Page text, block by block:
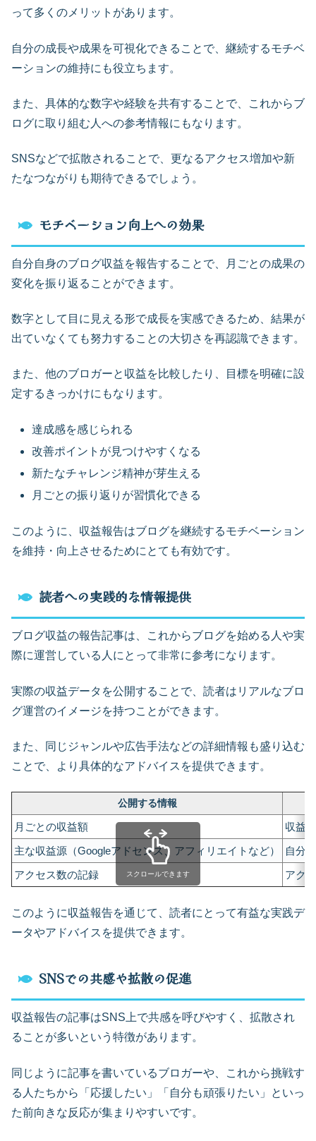
って多くのメリットがあります。
自分の成長や成果を可視化できることで、継続するモチベ
ーションの維持にも役立ちます。
また、具体的な数字や経験を共有することで、これからブ
ログに取り組む人への参考情報にもなります。
SNSなどで拡散されることで、更なるアクセス増加や新
たなつながりも期待できるでしょう。
モチベーション向上への効果
自分自身のブログ収益を報告することで、月ごとの成果の
変化を振り返ることができます。
数字として目に見える形で成長を実感できるため、結果が
出ていなくても努力することの大切さを再認識できます。
また、他のブロガーと収益を比較したり、目標を明確に設
定するきっかけにもなります。
達成感を感じられる
改善ポイントが見つけやすくなる
新たなチャレンジ精神が芽生える
月ごとの振り返りが習慣化できる
このように、収益報告はブログを継続するモチベーション
を維持・向上させるためにとても有効です。
読者への実践的な情報提供
ブログ収益の報告記事は、これからブログを始める人や実
際に運営している人にとって非常に参考になります。
実際の収益データを公開することで、読者はリアルなブロ
グ運営のイメージを持つことができます。
また、同じジャンルや広告手法などの詳細情報も盛り込む
ことで、より具体的なアドバイスを提供できます。
公開する情報
月ごとの収益額
収益
主な収益源（Googleアドセンス、アフィリエイトなど）
自分
アクセス数の記録
アク
スクロールできます
このように収益報告を通じて、読者にとって有益な実践デ
ータやアドバイスを提供できます。
SNSでの共感や拡散の促進
収益報告の記事はSNS上で共感を呼びやすく、拡散され
ることが多いという特徴があります。
同じように記事を書いているブロガーや、これから挑戦す
る人たちから「応援したい」「自分も頑張りたい」といっ
た前向きな反応が集まりやすいです。